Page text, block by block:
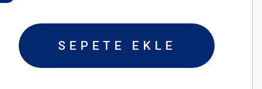
SEPETE EKLE